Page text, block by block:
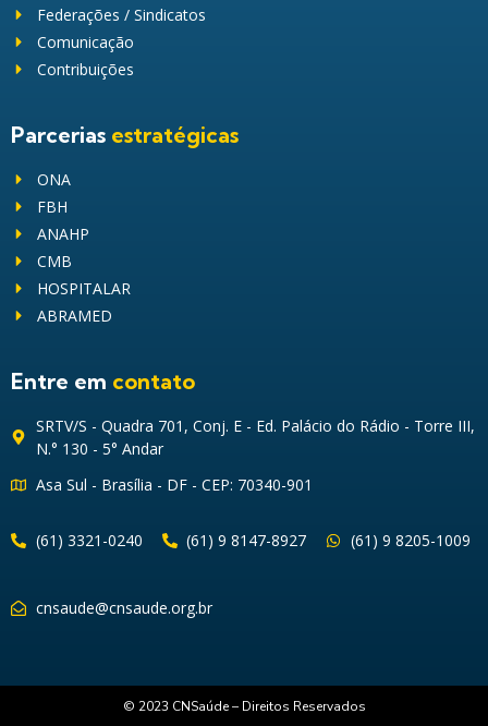
Federações / Sindicatos
Comunicação
Contribuições
Parcerias estratégicas
ONA
FBH
ANAHP
CMB
HOSPITALAR
ABRAMED
Entre em contato
SRTV/S - Quadra 701, Conj. E - Ed. Palácio do Rádio - Torre III,
N.° 130 - 5° Andar
Asa Sul - Brasília - DF - CEP: 70340-901
(61) 3321-0240 (61) 9 8147-8927 (61) 9 8205-1009
cnsaude@cnsaude.org.br
© 2023 CNSaúde – Direitos Reservados